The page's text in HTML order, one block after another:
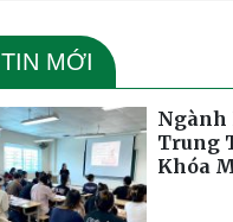
TIN MỚI
Ngành
Trung
Khóa